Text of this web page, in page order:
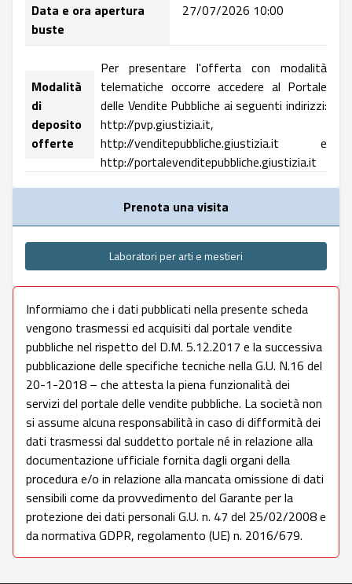
Data e ora apertura
buste
27/07/2026 10:00
Modalità
di
deposito
offerte
Per presentare l'offerta con modalità
telematiche occorre accedere al Portale
delle Vendite Pubbliche ai seguenti indirizzi:
http://pvp.giustizia.it,
http://venditepubbliche.giustizia.it e
http://portalevenditepubbliche.giustizia.it
Prenota una visita
Laboratori per arti e mestieri
Informiamo che i dati pubblicati nella presente scheda
vengono trasmessi ed acquisiti dal portale vendite
pubbliche nel rispetto del D.M. 5.12.2017 e la successiva
pubblicazione delle specifiche tecniche nella G.U. N.16 del
20-1-2018 – che attesta la piena funzionalità dei
servizi del portale delle vendite pubbliche. La società non
si assume alcuna responsabilità in caso di difformità dei
dati trasmessi dal suddetto portale né in relazione alla
documentazione ufficiale fornita dagli organi della
procedura e/o in relazione alla mancata omissione di dati
sensibili come da provvedimento del Garante per la
protezione dei dati personali G.U. n. 47 del 25/02/2008 e
da normativa GDPR, regolamento (UE) n. 2016/679.